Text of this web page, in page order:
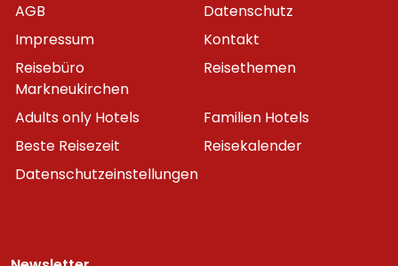
AGB
Datenschutz
Impressum
Kontakt
Reisebüro
Markneukirchen
Reisethemen
Adults only Hotels
Familien Hotels
Beste Reisezeit
Reisekalender
Datenschutzeinstellungen